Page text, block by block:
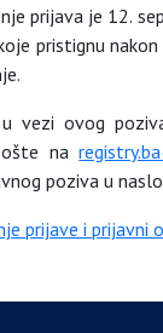
prijava je 12.
pristignu nakon
vezi ovog
na
poziva u
prijave i prijavni